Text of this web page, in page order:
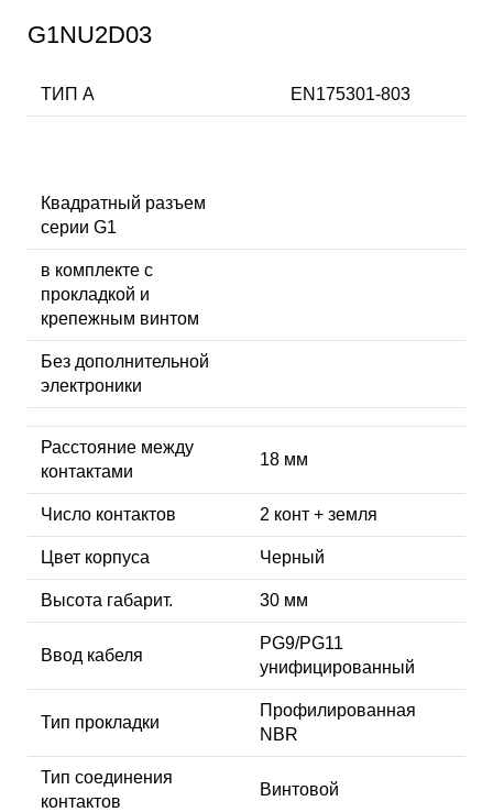
G1NU2D03
ТИП А EN175301-803
Квадратный разъем
серии G1
в комплекте с
прокладкой и
крепежным винтом
Без дополнительной
электроники
Расстояние между
контактами
18 мм
Число контактов 2 конт + земля
Цвет корпуса Черный
Высота габарит. 30 мм
Ввод кабеля
PG9/PG11
унифицированный
Тип прокладки
Профилированная
NBR
Тип соединения
контактов
Винтовой